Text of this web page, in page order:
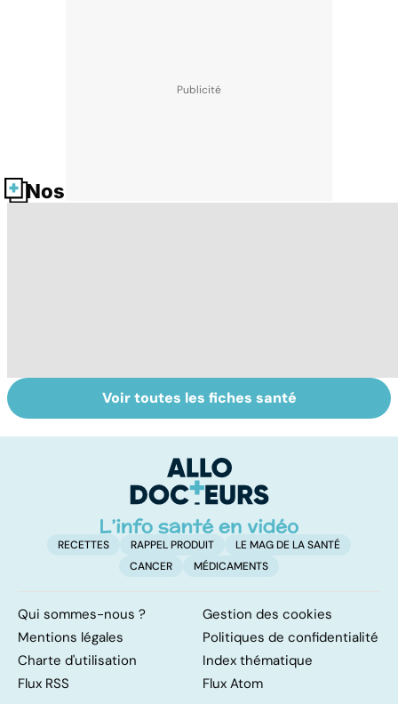
Nos fiches santé
Narcolepsie : des
crises de
Bien dormir,
mais... sans
Voir toutes les fiches santé
RECETTES RAPPEL PRODUIT
LE MAG DE LA SANTÉ
CANCER
MÉDICAMENTS
Qui sommes-nous ?
Gestion des cookies
Mentions légales
Politiques de confidentialité
Charte d'utilisation
Index thématique
Flux RSS
Flux Atom